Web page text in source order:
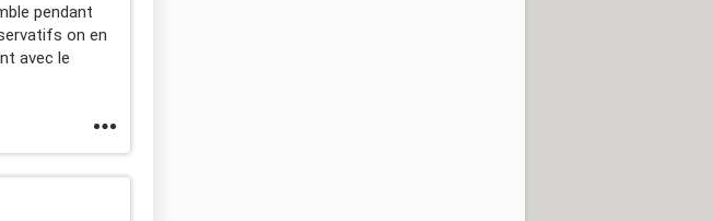
pendant
on en
avec le